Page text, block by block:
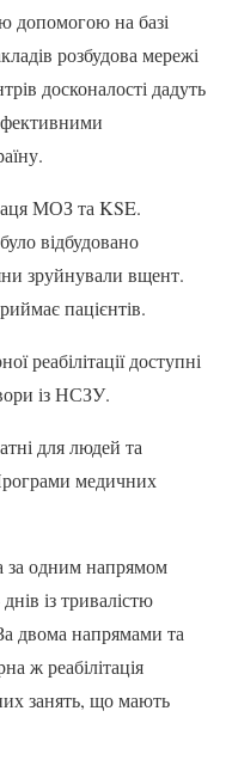
допомогою на базі
розбудова мережі
досконалості дадуть
МОЗ та KSE.
відбудовано
зруйнували вщент.
пацієнтів.
реабілітації доступні
із НСЗУ.
для людей та
медичних
за одним напрямом
із тривалістю
двома напрямами та
ж реабілітація
занять, що мають